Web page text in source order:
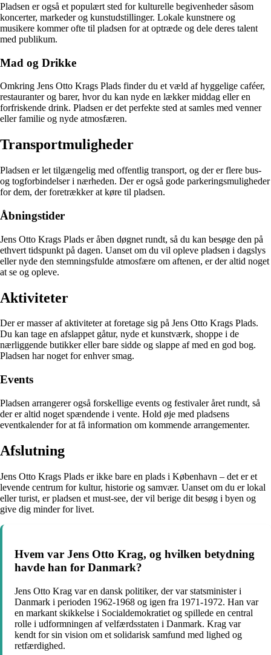
Pladsen er også et populært sted for kulturelle begivenheder såsom
koncerter, markeder og kunstudstillinger. Lokale kunstnere og
musikere kommer ofte til pladsen for at optræde og dele deres talent
med publikum.
Mad og Drikke
Omkring Jens Otto Krags Plads finder du et væld af hyggelige caféer,
restauranter og barer, hvor du kan nyde en lækker middag eller en
forfriskende drink. Pladsen er det perfekte sted at samles med venner
eller familie og nyde atmosfæren.
Transportmuligheder
Pladsen er let tilgængelig med offentlig transport, og der er flere bus-
og togforbindelser i nærheden. Der er også gode parkeringsmuligheder
for dem, der foretrækker at køre til pladsen.
Åbningstider
Jens Otto Krags Plads er åben døgnet rundt, så du kan besøge den på
ethvert tidspunkt på dagen. Uanset om du vil opleve pladsen i dagslys
eller nyde den stemningsfulde atmosfære om aftenen, er der altid noget
at se og opleve.
Aktiviteter
Der er masser af aktiviteter at foretage sig på Jens Otto Krags Plads.
Du kan tage en afslappet gåtur, nyde et kunstværk, shoppe i de
nærliggende butikker eller bare sidde og slappe af med en god bog.
Pladsen har noget for enhver smag.
Events
Pladsen arrangerer også forskellige events og festivaler året rundt, så
der er altid noget spændende i vente. Hold øje med pladsens
eventkalender for at få information om kommende arrangementer.
Afslutning
Jens Otto Krags Plads er ikke bare en plads i København – det er et
levende centrum for kultur, historie og samvær. Uanset om du er lokal
eller turist, er pladsen et must-see, der vil berige dit besøg i byen og
give dig minder for livet.
Hvem var Jens Otto Krag, og hvilken betydning
havde han for Danmark?
Jens Otto Krag var en dansk politiker, der var statsminister i
Danmark i perioden 1962-1968 og igen fra 1971-1972. Han var
en markant skikkelse i Socialdemokratiet og spillede en central
rolle i udformningen af velfærdsstaten i Danmark. Krag var
kendt for sin vision om et solidarisk samfund med lighed og
retfærdighed.